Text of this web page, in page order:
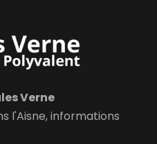
Verne
l'Aisne, informations